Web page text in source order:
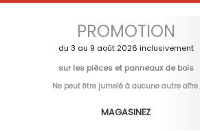
PROMOTION
du 3 au 9 août 2026 inclusivement
sur les pièces et panneaux de bois
Ne peut être jumelé à aucune autre offre.
MAGASINEZ